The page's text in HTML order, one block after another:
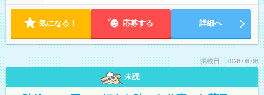
気になる！ 応募する 詳細へ
掲載日：2026.08.08
未読